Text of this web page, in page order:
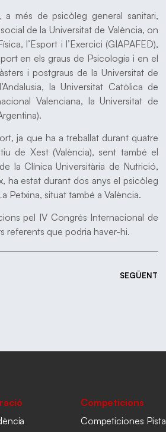
més de psicòleg general sanitari,
de la Universitat de València, on
l’Esport i l’Exercici (GIAPAFED),
en els graus de Psicologia i en el
i postgraus de la Universitat de
la Universitat Catòlica de
Valenciana, la Universitat de
ja que ha a treballat durant quatre
de Xest (València), sent també el
la Clínica Universitària de Nutrició,
ha estat durant dos anys el psicòleg
Petxina, situat també a València.
pel IV Congrés Internacional de
referents que podria haver-hi.
SEGÜENT
Competicions
Competiciones Pista